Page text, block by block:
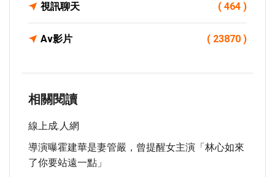
視訊聊天 ( 464 )
Av影片 ( 23870 )
相關閱讀
線上成.人網
導演曝霍建華是妻管嚴，曾提醒女主演「林心如來
了你要站遠一點」